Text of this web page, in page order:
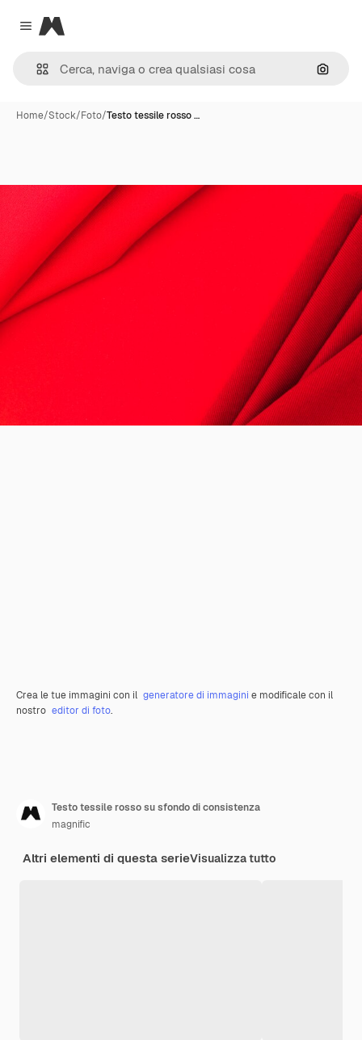
Close menu
Magnific
Cerca
Home/Stock/Foto/Testo tessile rosso …
Crea le tue immagini con il generatore di immagini e modificale con il
nostro editor di foto.
Testo tessile rosso su sfondo di consistenza
magnific
Altri elementi di questa serieVisualizza tutto